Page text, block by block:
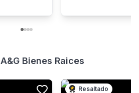
A&G Bienes Raices
Resaltado